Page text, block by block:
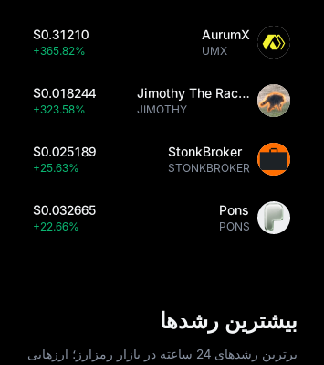
AurumX
UMX
$0.31210
+365.82%
Jimothy The Raccoon
JIMOTHY
$0.018244
+323.58%
StonkBroker
STONKBROKER
$0.025189
+25.63%
Pons
PONS
$0.032665
+22.66%
بیشترین رشدها
برترین رشدهای 24 ساعته در بازار رمزارز؛ ارزهایی